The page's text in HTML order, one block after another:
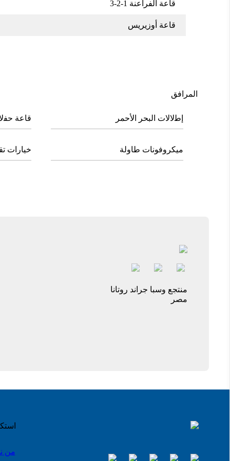
قاعة الفراعنة 1-2-3
قاعة أوزيريس
اﻟﻤﺮاﻓﻖ
إﻃلالات اﻟﺒﺤﺮ الأﺣﻤﺮ ﻗﺎﻋﺔ
ﻣﻴﻜﺮوﻓﻮﻧﺎت ﻃﺎوﻟﺔ ﺧﻴﺎرات
منتجع وسبا جراند روتانا
مصر
من